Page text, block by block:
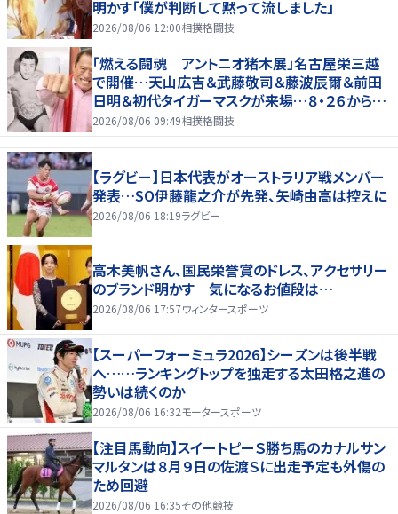
明かす「僕が判断して黙って流しました」
2026/08/06 12:00相撲格闘技
「燃える闘魂 アントニオ猪木展」名古屋栄三越
で開催…天山広吉＆武藤敬司＆藤波辰爾＆前田
日明＆初代タイガーマスクが来場…８・２６から９・
７まで
2026/08/06 09:49相撲格闘技
【ラグビー】日本代表がオーストラリア戦メンバー
発表…SO伊藤龍之介が先発、矢崎由高は控えに
2026/08/06 18:19ラグビー
高木美帆さん、国民栄誉賞のドレス、アクセサリー
のブランド明かす 気になるお値段は…
2026/08/06 17:57ウィンタースポーツ
【スーパーフォーミュラ2026】シーズンは後半戦
へ……ランキングトップを独走する太田格之進の
勢いは続くのか
2026/08/06 16:32モータースポーツ
【注目馬動向】スイートピーＳ勝ち馬のカナルサン
マルタンは８月９日の佐渡Ｓに出走予定も外傷の
ため回避
2026/08/06 16:35その他競技